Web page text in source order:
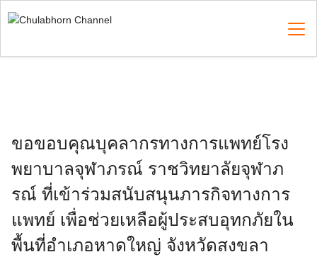
to
ขอขอบคุณบุคลากรทางการแพทย์โรง
พยาบาลจุฬาภรณ์ ราชวิทยาลัยจุฬาภ
รณ์ ที่เข้าร่วมสนับสนุนภารกิจทางการ
แพทย์ เพื่อช่วยเหลือผู้ประสบอุทกภัยใน
พื้นที่อำเภอหาดใหญ่ จังหวัดสงขลา